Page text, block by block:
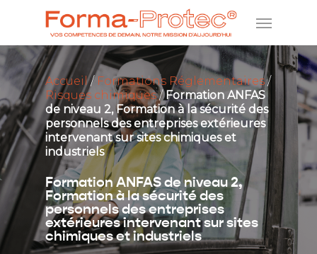
Accueil/ Formations Réglementaires/
Risques chimiques/Formation ANFAS
de niveau 2, Formation à la sécurité des
personnels des entreprises extérieures
intervenant sur sites chimiques et
industriels
Formation ANFAS de niveau 2,
Formation à la sécurité des
personnels des entreprises
extérieures intervenant sur sites
chimiques et industriels